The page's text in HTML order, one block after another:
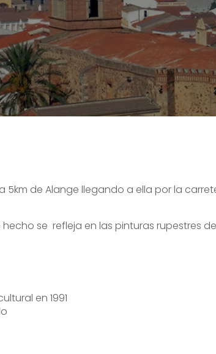
de Alange llegando a ella por la
se refleja en las pinturas rupestres
en 1991